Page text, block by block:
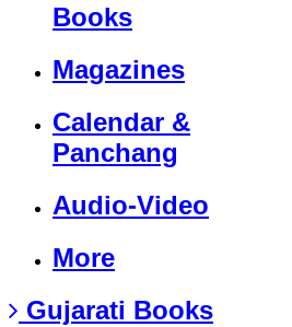
Books
Magazines
Calendar &
Panchang
Audio-Video
More
Gujarati Books